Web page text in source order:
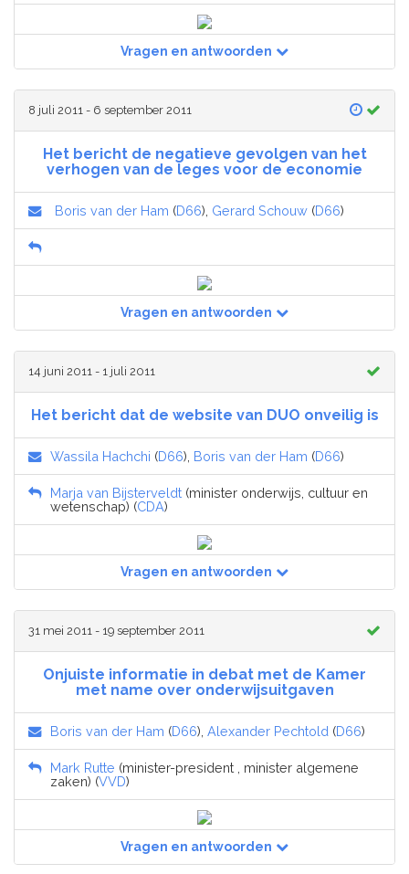
Vragen en antwoorden
8 juli 2011 - 6 september 2011
Het bericht de negatieve gevolgen van het
verhogen van de leges voor de economie
Boris van der Ham (D66), Gerard Schouw (D66)
Vragen en antwoorden
14 juni 2011 - 1 juli 2011
Het bericht dat de website van DUO onveilig is
Wassila Hachchi (D66), Boris van der Ham (D66)
Marja van Bijsterveldt (minister onderwijs, cultuur en
wetenschap) (CDA)
Vragen en antwoorden
31 mei 2011 - 19 september 2011
Onjuiste informatie in debat met de Kamer
met name over onderwijsuitgaven
Boris van der Ham (D66), Alexander Pechtold (D66)
Mark Rutte (minister-president , minister algemene
zaken) (VVD)
Vragen en antwoorden